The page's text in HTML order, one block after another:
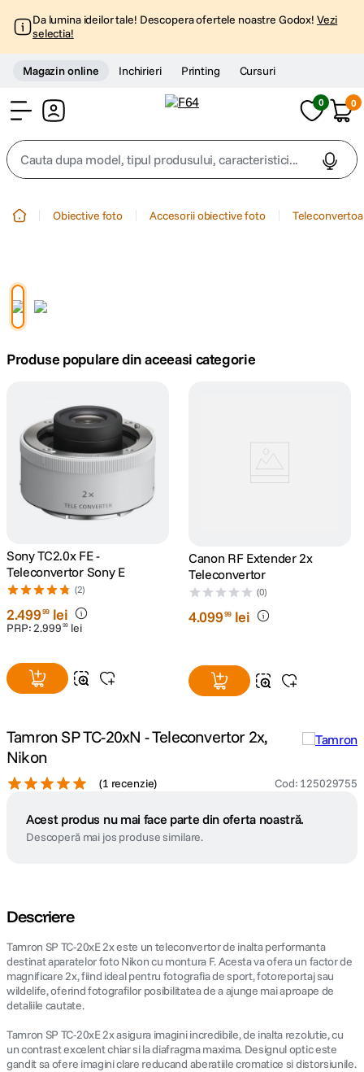
Da lumina ideilor tale! Descopera ofertele noastre Godox! Vezi
selectia!
Magazin online Inchirieri Printing Cursuri
0 0
Cauta dupa model, tipul produsului, caracteristici...
4. peak design
6. lavaliera
card memorie
. ulanzi
9. insta 360
10 . godox
Obiective foto Accesorii obiective foto
Produse populare din aceeasi categorie
Sony TC2.0x FE -
Teleconvertor Sony E
(2)
2.49999 lei
PRP:2.999 99 lei
Canon RF Extender 2x
Teleconvertor
(0)
4.09999 lei
Tamron SP TC-20xN - Teleconvertor 2x,
Nikon
(1 recenzie) Cod: 125029755
Acest produs nu mai face parte din oferta noastră.
Descoperă mai jos produse similare.
Descriere
Tamron SP TC-20xE 2x este un teleconvertor de inalta performanta
destinat aparatelor foto Nikon cu montura F. Acesta va ofera un factor de
magnificare 2x, fiind ideal pentru fotografia de sport, fotoreportaj sau
wildelife, oferind fotografilor posibilitatea de a ajunge mai aproape de
detaliile cautate.
Tamron SP TC-20xE 2x asigura imagini incredibile, de inalta rezolutie, cu
un contrast excelent chiar si la diafragma maxima. Designul optic este
gandit sa ofere imagini clare reducand aberatiile cromatice si distorsiunile.